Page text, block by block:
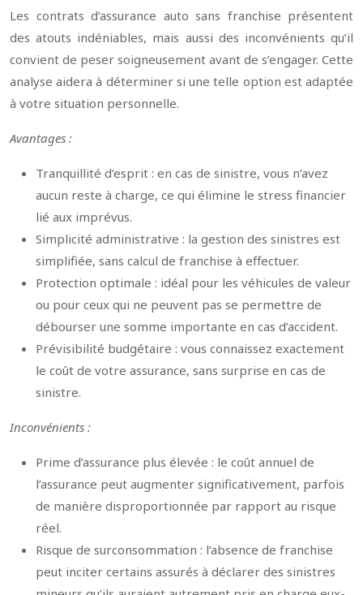
Les contrats d’assurance auto sans franchise présentent
des atouts indéniables, mais aussi des inconvénients qu’il
convient de peser soigneusement avant de s’engager. Cette
analyse aidera à déterminer si une telle option est adaptée
à votre situation personnelle.
Avantages :
Tranquillité d’esprit : en cas de sinistre, vous n’avez
aucun reste à charge, ce qui élimine le stress financier
lié aux imprévus.
Simplicité administrative : la gestion des sinistres est
simplifiée, sans calcul de franchise à effectuer.
Protection optimale : idéal pour les véhicules de valeur
ou pour ceux qui ne peuvent pas se permettre de
débourser une somme importante en cas d’accident.
Prévisibilité budgétaire : vous connaissez exactement
le coût de votre assurance, sans surprise en cas de
sinistre.
Inconvénients :
Prime d’assurance plus élevée : le coût annuel de
l’assurance peut augmenter significativement, parfois
de manière disproportionnée par rapport au risque
réel.
Risque de surconsommation : l’absence de franchise
peut inciter certains assurés à déclarer des sinistres